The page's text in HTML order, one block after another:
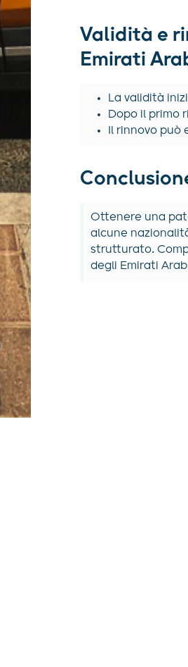
Validità e
Emirati
La validità
Dopo il primo
Il rinnovo
Ottenere una
alcune
strutturato.
degli Emirati